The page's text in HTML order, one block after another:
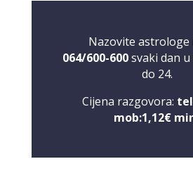
Nazovite
064/600-600svaki dan
do 24.
Cijena razgovora:
mob:1,12€